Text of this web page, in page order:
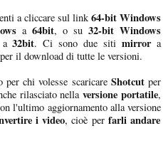
a cliccare sul link 64-bit Windows
a 64bit, o su 32-bit Windows
32bit. Ci sono due sitimirrora
per il download di tutte le versioni.
per chi volesse scaricareShotcutper
rilasciato nellaversione portatile,
l'ultimo aggiornamento alla versione
i video, cioè perfarli andare